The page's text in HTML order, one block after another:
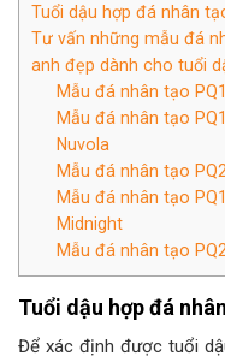
Tuổi dậu hợp đá nhân
Tư vấn những mẫu đá
anh đẹp dành cho tuổi
Mẫu đá nhân tạo
Mẫu đá nhân tạo
Nuvola
Mẫu đá nhân tạo
Mẫu đá nhân tạo
Midnight
Mẫu đá nhân tạo
Tuổi dậu hợp đá
Để xác định được tuổi